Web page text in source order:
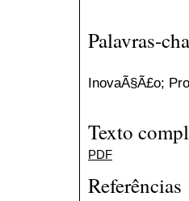
Palavras-
InovaÃ§Ã£o;
Texto
PDF
Referências